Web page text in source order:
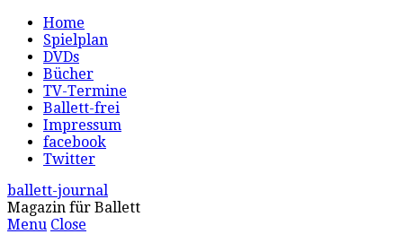
Home
Spielplan
DVDs
Bücher
TV-Termine
Ballett-frei
Impressum
facebook
Twitter
ballett-journal
Magazin für Ballett
Menu Close